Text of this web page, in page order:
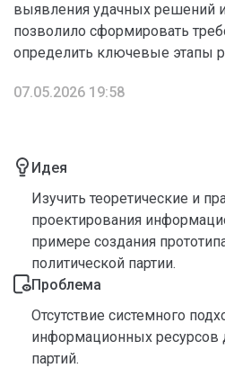
выявления удачных решений
позволило сформировать
определить ключевые этапы
07.05.2026 19:58
Идея
Изучить теоретические и
проектирования
примере создания
политической партии.
Проблема
Отсутствие системного
информационных ресурсов
партий.